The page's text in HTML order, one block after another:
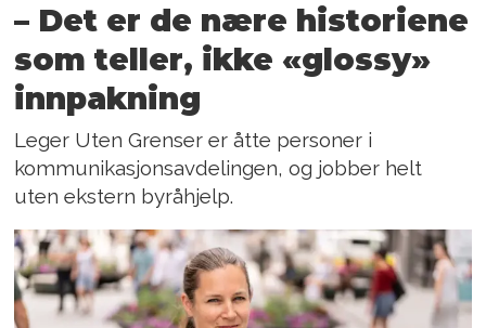
– Det er de nære historiene
som teller, ikke «glossy»
innpakning
Leger Uten Grenser er åtte personer i
kommunikasjonsavdelingen, og jobber helt
uten ekstern byråhjelp.